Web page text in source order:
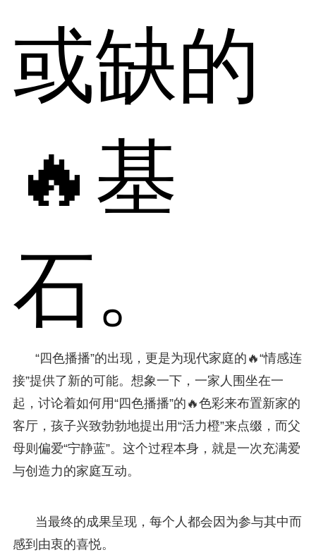
或缺的
🔥基
石。
“四色播播”的出现，更是为现代家庭的🔥“情感连
接”提供了新的可能。想象一下，一家人围坐在一
起，讨论着如何用“四色播播”的🔥色彩来布置新家的
客厅，孩子兴致勃勃地提出用“活力橙”来点缀，而父
母则偏爱“宁静蓝”。这个过程本身，就是一次充满爱
与创造力的家庭互动。
当最终的成果呈现，每个人都会因为参与其中而
感到由衷的喜悦。